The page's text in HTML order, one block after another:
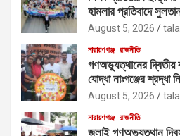
হামলার প্রতিবাদে
August 5, 2026
নারায়ণগঞ্জ রাজনীতি
গণঅভ্যুত্থানের দ্বিতীয়
যোদ্ধা নাঃগঞ্জের শ্রদ্ধা
August 5, 2026
নারায়ণগঞ্জ রাজনীতি
জুলাই গণঅভ্যুত্থান